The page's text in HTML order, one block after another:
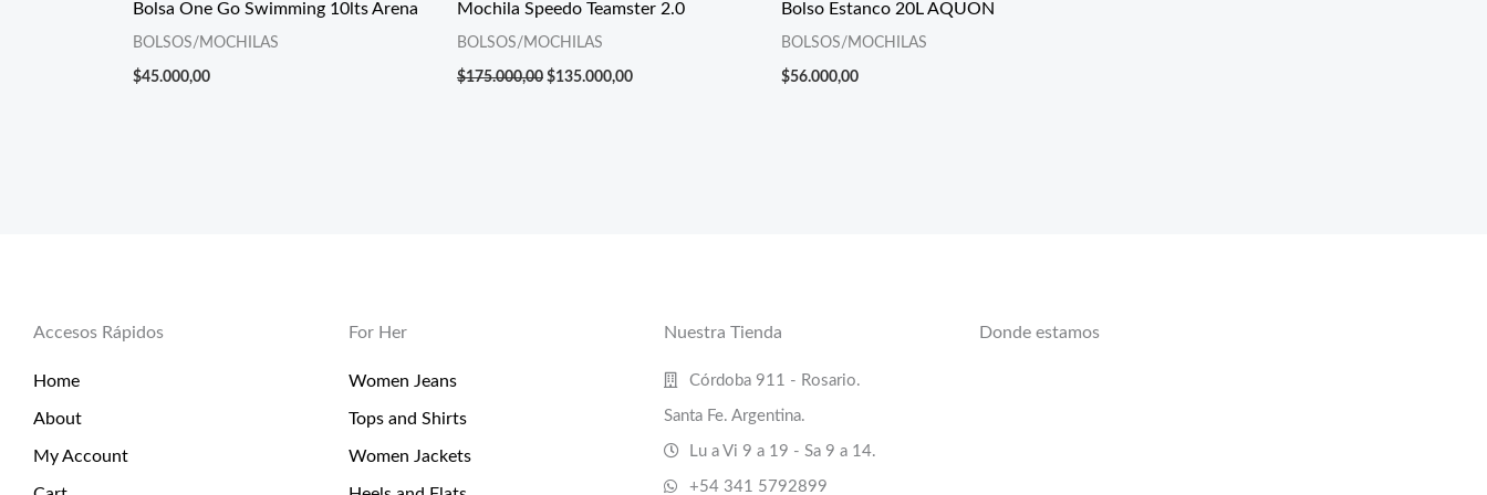
Bolsa One Go Swimming 10lts Arena
BOLSOS/MOCHILAS
$45.000,00
Mochila Speedo Teamster 2.0
BOLSOS/MOCHILAS
$175.000,00 $135.000,00
Bolso Estanco 20L AQUON
BOLSOS/MOCHILAS
$56.000,00
Accesos Rápidos
Home
About
My Account
For Her
Women Jeans
Tops and Shirts
Women Jackets
Nuestra Tienda
Córdoba 911 - Rosario.
Santa Fe. Argentina.
Lu a Vi 9 a 19 - Sa 9 a 14.
+54 341 5792899
Donde estamos